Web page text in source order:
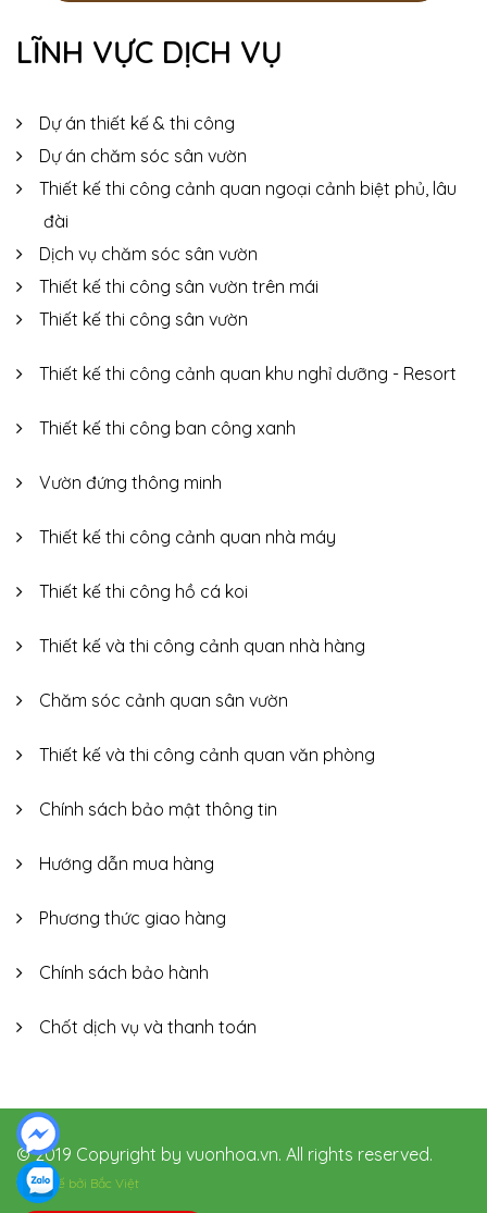
LĨNH VỰC DỊCH VỤ
Dự án thiết kế & thi công
Dự án chăm sóc sân vườn
Thiết kế thi công cảnh quan ngoại cảnh biệt phủ, lâu
đài
Dịch vụ chăm sóc sân vườn
Thiết kế thi công sân vườn trên mái
Thiết kế thi công sân vườn
Thiết kế thi công cảnh quan khu nghỉ dưỡng - Resort
Thiết kế thi công ban công xanh
Vườn đứng thông minh
Thiết kế thi công cảnh quan nhà máy
Thiết kế thi công hồ cá koi
Thiết kế và thi công cảnh quan nhà hàng
Chăm sóc cảnh quan sân vườn
Thiết kế và thi công cảnh quan văn phòng
Chính sách bảo mật thông tin
Hướng dẫn mua hàng
Phương thức giao hàng
Chính sách bảo hành
Chốt dịch vụ và thanh toán
© 2019 Copyright by vuonhoa.vn. All rights reserved.
Thiết kế bởi Bắc Việt